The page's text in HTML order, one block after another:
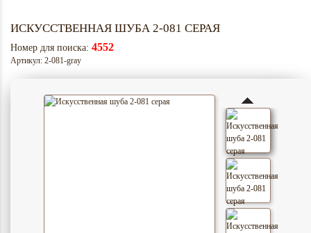
ИСКУССТВЕННАЯ ШУБА 2-081 СЕРАЯ
Номер для поиска: 4552
Артикул: 2-081-gray